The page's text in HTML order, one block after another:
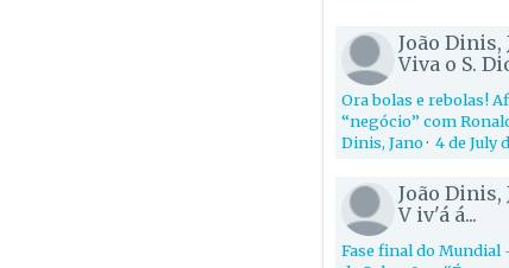
João Dinis,
Viva o S.
Ora bolas e rebolas!
“negócio” com
Dinis, Jano· 4 de July
João Dinis,
V iv'á á...
Fase final do Mundial